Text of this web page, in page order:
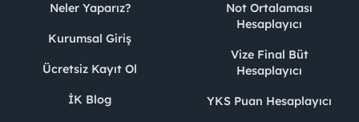
Neler Yaparız?
Kurumsal Giriş
Ücretsiz Kayıt Ol
İK Blog
Not Ortalaması
Hesaplayıcı
Vize Final Büt
Hesaplayıcı
YKS Puan Hesaplayıcı